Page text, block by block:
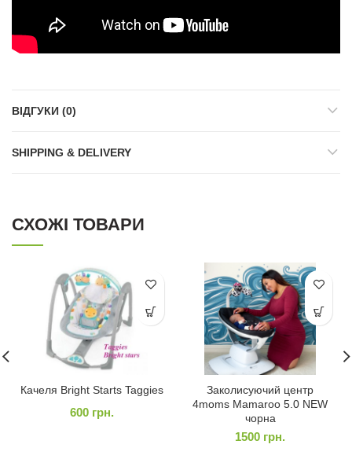
ВІДГУКИ (0)
SHIPPING & DELIVERY
СХОЖІ ТОВАРИ
Качеля Bright Starts Taggies
600 грн.
Заколисуючий центр
4moms Mamaroo 5.0 NEW
чорна
1500 грн.